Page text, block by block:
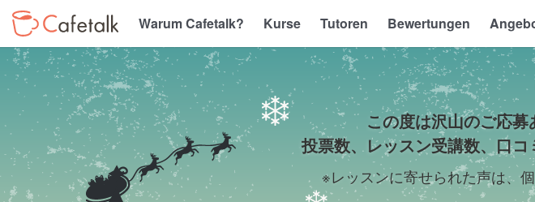
Warum Cafetalk? Kurse Tutoren Bewertungen
2014.7.1~12.16 カフェトークスペシャルコンテ
この度は沢山のご応募
投票数、レッスン受講数、口
※レッスンに寄せられた声は、